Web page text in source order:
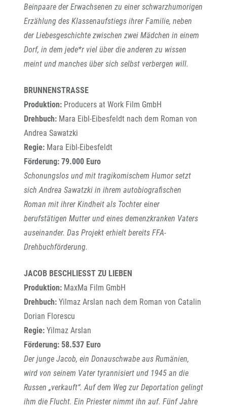
Beinpaare der Erwachsenen zu einer schwarzhumorigen
Erzählung des Klassenaufstiegs ihrer Familie, neben
der Liebesgeschichte zwischen zwei Mädchen in einem
Dorf, in dem jede*r viel über die anderen zu wissen
meint und manches über sich selbst verbergen will.
BRUNNENSTRASSE
Produktion: Producers at Work Film GmbH
Drehbuch: Mara Eibl-Eibesfeldt nach dem Roman von
Andrea Sawatzki
Regie: Mara Eibl-Eibesfeldt
Förderung: 79.000 Euro
Schonungslos und mit tragikomischem Humor setzt
sich Andrea Sawatzki in ihrem autobiografischen
Roman mit ihrer Kindheit als Tochter einer
berufstätigen Mutter und eines demenzkranken Vaters
auseinander. Das Projekt erhielt bereits FFA-
Drehbuchförderung.
JACOB BESCHLIESST ZU LIEBEN
Produktion: MaxMa Film GmbH
Drehbuch: Yilmaz Arslan nach dem Roman von Catalin
Dorian Florescu
Regie: Yilmaz Arslan
Förderung: 58.537 Euro
Der junge Jacob, ein Donauschwabe aus Rumänien,
wird von seinem Vater tyrannisiert und 1945 an die
Russen „verkauft“. Auf dem Weg zur Deportation gelingt
ihm die Flucht. Ein Priester nimmt ihn auf. Fünf Jahre